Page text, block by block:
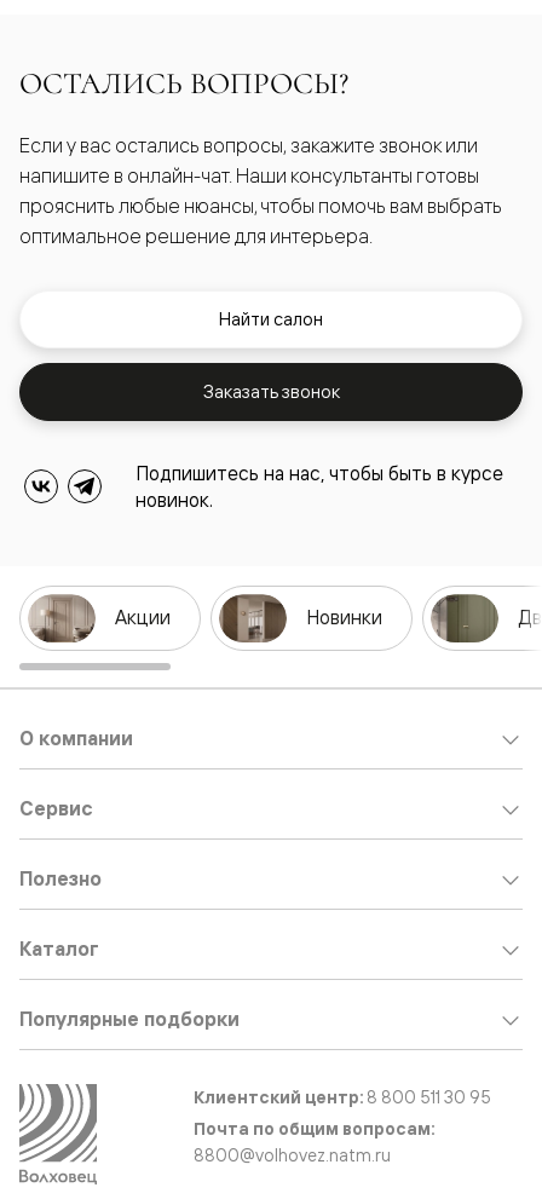
ОСТАЛИСЬ ВОПРОСЫ?
Если у вас остались вопросы, закажите звонок или
напишите в онлайн-чат. Наши консультанты готовы
прояснить любые нюансы, чтобы помочь вам выбрать
оптимальное решение для интерьера.
Найти салон
Заказать звонок
Подпишитесь на нас, чтобы быть в курсе
новинок.
Акции Новинки
О компании
Сервис
Полезно
Каталог
Популярные подборки
Клиентский центр: 8 800 511 30 95
Почта по общим вопросам:
8800@volhovez.natm.ru